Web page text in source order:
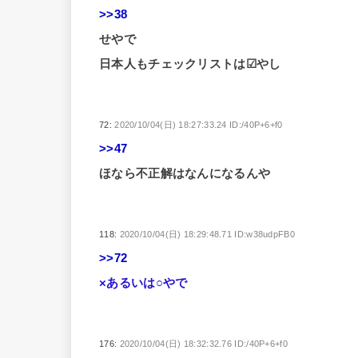
>>38
せやで
日本人もチェックリストは☑︎やし
72:2020/10/04(日) 18:27:33.24 ID:/40P+6+f0
>>47
ほなら不正解はなんになるんや
118: 2020/10/04(日) 18:29:48.71 ID:w38udpFB0
>>72
×あるいは○やで
176: 2020/10/04(日) 18:32:32.76 ID:/40P+6+f0